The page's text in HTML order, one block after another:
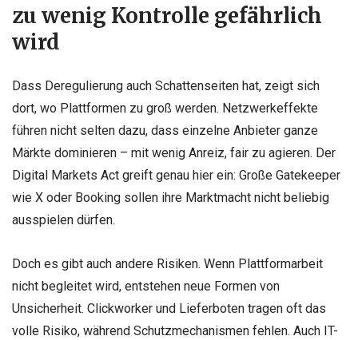
zu wenig Kontrolle gefährlich
wird
Dass Deregulierung auch Schattenseiten hat, zeigt sich
dort, wo Plattformen zu groß werden. Netzwerkeffekte
führen nicht selten dazu, dass einzelne Anbieter ganze
Märkte dominieren – mit wenig Anreiz, fair zu agieren. Der
Digital Markets Act greift genau hier ein: Große Gatekeeper
wie X oder Booking sollen ihre Marktmacht nicht beliebig
ausspielen dürfen.
Doch es gibt auch andere Risiken. Wenn Plattformarbeit
nicht begleitet wird, entstehen neue Formen von
Unsicherheit. Clickworker und Lieferboten tragen oft das
volle Risiko, während Schutzmechanismen fehlen. Auch IT-